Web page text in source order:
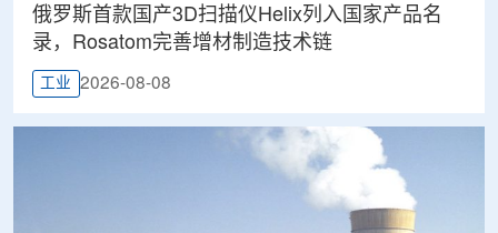
俄罗斯首款国产3D扫描仪Helix列入国家产品名
录，Rosatom完善增材制造技术链
工业 2026-08-08